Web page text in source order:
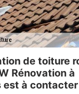
de toiture
Rénovation à
est à contacter